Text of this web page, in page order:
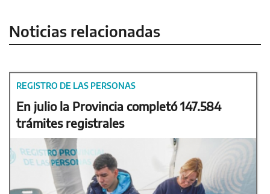
Noticias relacionadas
REGISTRO DE LAS PERSONAS
En julio la Provincia completó 147.584
trámites registrales